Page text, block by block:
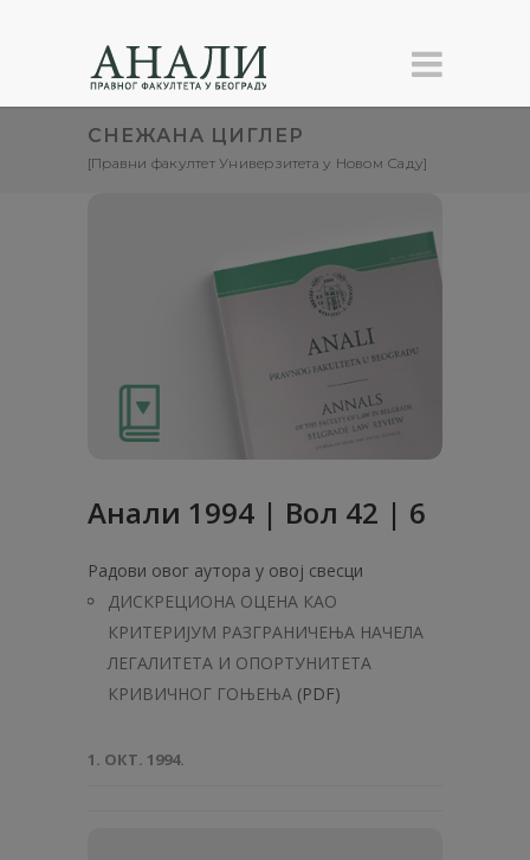
СНЕЖАНА ЦИГЛЕР
[Правни факултет Универзитета у Новом Саду]
Анали 1994 | Вол 42 | 6
Радови овог аутора у овој свесци
ДИСКРЕЦИОНА ОЦЕНА КАО
КРИТЕРИЈУМ РАЗГРАНИЧЕЊА НАЧЕЛА
ЛЕГАЛИТЕТА И ОПОРТУНИТЕТА
КРИВИЧНОГ ГОЊЕЊА (PDF)
1. ОКТ. 1994.